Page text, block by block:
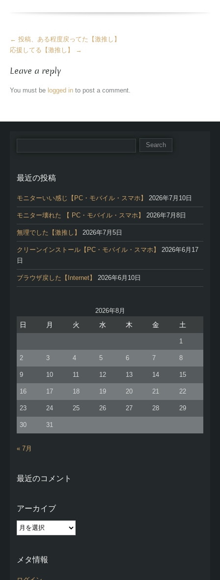
More
Articles
← 投稿、ある程度戻ってた【激推し】
応援してる【激推し】
→
Leave a reply
You must be logged in to post a comment.
最近の投稿
モニターいい感じ【PC・モバイル・スマホ】 2026年7月10日
モニター壊れた 【 PC・モバイル・スマホ】 2026年7月8日
無理でした【激推し】 2026年7月5日
クリーンインストール【PC・モバイル・スマホ】
2026年6月17
日
ブラウザ戻した【Internet】 2026年6月10日
2026年8月
日 月 火 水 木 金 土
1
2 3 4 5 6 7 8
9 10 11 12 13 14 15
16 17 18 19 20 21 22
23 24 25 26 27 28 29
30 31
« 7月
最近のコメント
アーカイブ
ア
ー
イ
メタ情報